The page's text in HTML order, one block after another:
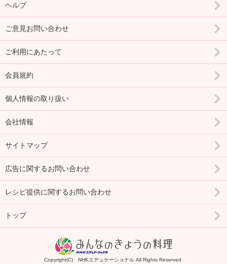
ヘルプ
ご意見お問い合わせ
ご利用にあたって
会員規約
個人情報の取り扱い
会社情報
サイトマップ
広告に関するお問い合わせ
レシピ提供に関するお問い合わせ
トップ
Copyright(C) NHKエデュケーショナル All Rights Reserved.